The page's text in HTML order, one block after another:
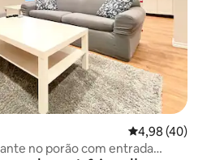
4,98 de uma
4,98 (40)
no porão com entrada